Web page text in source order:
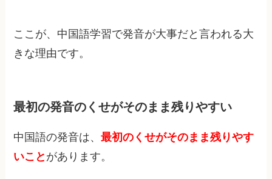
ここが、中国語学習で発音が大事だと言われる大
きな理由です。
最初の発音のくせがそのまま残りやすい
中国語の発音は、最初のくせがそのまま残りやす
いこと があります。